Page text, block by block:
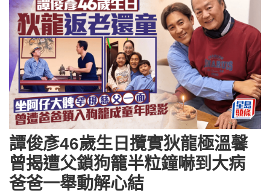
譚俊彥46歲生日攬實狄龍極溫馨
曾揭遭父鎖狗籠半粒鐘嚇到大病
爸爸一舉動解心結